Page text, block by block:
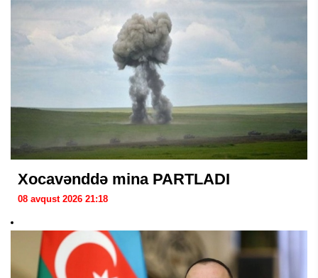
Xocavənddə mina PARTLADI
08 avqust 2026 21:18